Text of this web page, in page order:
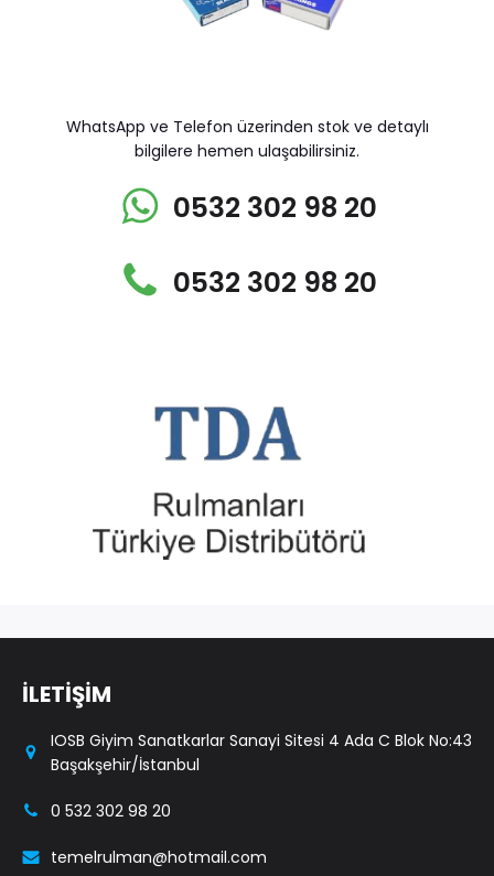
WhatsApp ve Telefon üzerinden stok ve detaylı
bilgilere hemen ulaşabilirsiniz.
0532 302 98 20
0532 302 98 20
İLETİŞİM
IOSB Giyim Sanatkarlar Sanayi Sitesi 4 Ada C Blok No:43
Başakşehir/İstanbul
0 532 302 98 20
temelrulman@hotmail.com